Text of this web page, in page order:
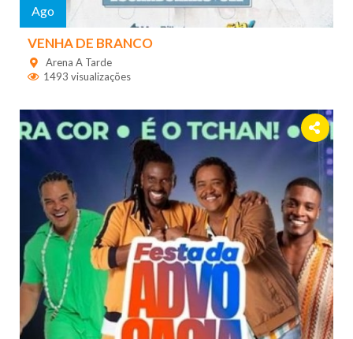
Ago
VENHA DE BRANCO
Arena A Tarde
1493 visualizações